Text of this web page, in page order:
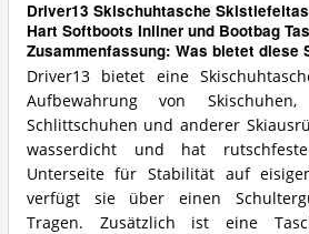
Driver13 Skischuhtasche
Hart Softboots Inliner und Bootbag
Zusammenfassung: Was bietet diese
Driver13 bietet eine
Aufbewahrung von Skischuhen,
Schlittschuhen und anderer
wasserdicht und hat
Unterseite für Stabilität auf
verfügt sie über einen
Tragen. Zusätzlich ist eine